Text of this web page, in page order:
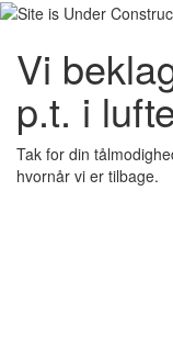
Vi
p.t. i
Tak for din
hvornår vi er tilbage.